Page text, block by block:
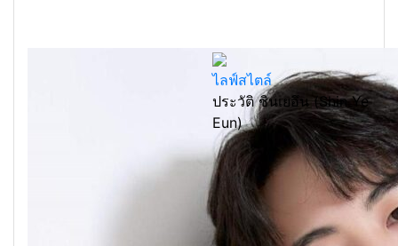
ไลฟ์สไตล์
ประวัติ ชินเยอึน (Shin Ye
Eun)